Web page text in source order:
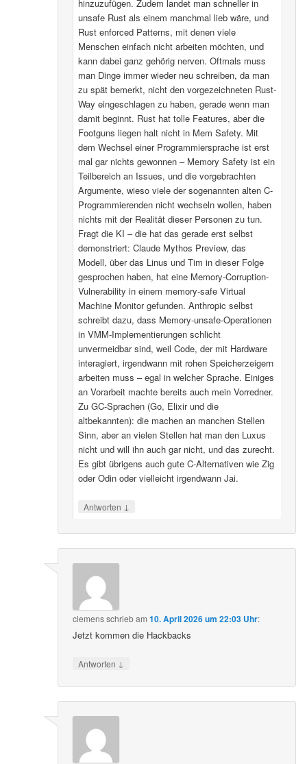
hinzuzufügen. Zudem landet man schneller in
unsafe Rust als einem manchmal lieb wäre, und
Rust enforced Patterns, mit denen viele
Menschen einfach nicht arbeiten möchten, und
kann dabei ganz gehörig nerven. Oftmals muss
man Dinge immer wieder neu schreiben, da man
zu spät bemerkt, nicht den vorgezeichneten Rust-
Way eingeschlagen zu haben, gerade wenn man
damit beginnt. Rust hat tolle Features, aber die
Footguns liegen halt nicht in Mem Safety. Mit
dem Wechsel einer Programmiersprache ist erst
mal gar nichts gewonnen – Memory Safety ist ein
Teilbereich an Issues, und die vorgebrachten
Argumente, wieso viele der sogenannten alten C-
Programmierenden nicht wechseln wollen, haben
nichts mit der Realität dieser Personen zu tun.
Fragt die KI – die hat das gerade erst selbst
demonstriert: Claude Mythos Preview, das
Modell, über das Linus und Tim in dieser Folge
gesprochen haben, hat eine Memory-Corruption-
Vulnerability in einem memory-safe Virtual
Machine Monitor gefunden. Anthropic selbst
schreibt dazu, dass Memory-unsafe-Operationen
in VMM-Implementierungen schlicht
unvermeidbar sind, weil Code, der mit Hardware
interagiert, irgendwann mit rohen Speicherzeigern
arbeiten muss – egal in welcher Sprache. Einiges
an Vorarbeit machte bereits auch mein Vorredner.
Zu GC-Sprachen (Go, Elixir und die
altbekannten): die machen an manchen Stellen
Sinn, aber an vielen Stellen hat man den Luxus
nicht und will ihn auch gar nicht, und das zurecht.
Es gibt übrigens auch gute C-Alternativen wie Zig
oder Odin oder vielleicht irgendwann Jai.
Antworten ↓
clemensschriebam10. April 2026 um 22:03 Uhr:
Jetzt kommen die Hackbacks
Antworten ↓